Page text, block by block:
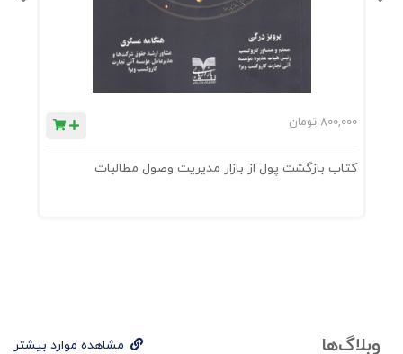
800,000 تومان
کتاب بازگشت پول از بازار مدیریت وصول مطالبات
وبلاگ‌ها مشاهده موارد بیشتر